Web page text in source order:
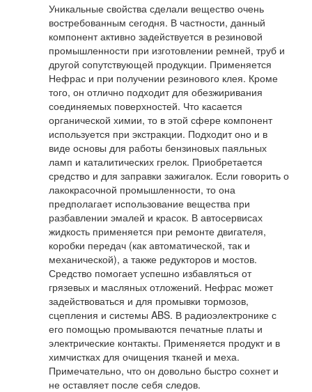
Уникальные свойства сделали вещество очень
востребованным сегодня. В частности, данный
компонент активно задействуется в резиновой
промышленности при изготовлении ремней, труб и
другой сопутствующей продукции. Применяется
Нефрас и при получении резинового клея. Кроме
того, он отлично подходит для обезжиривания
соединяемых поверхностей. Что касается
органической химии, то в этой сфере компонент
используется при экстракции. Подходит оно и в
виде основы для работы бензиновых паяльных
ламп и каталитических грелок. Приобретается
средство и для заправки зажигалок. Если говорить о
лакокрасочной промышленности, то она
предполагает использование вещества при
разбавлении эмалей и красок. В автосервисах
жидкость применяется при ремонте двигателя,
коробки передач (как автоматической, так и
механической), а также редукторов и мостов.
Средство помогает успешно избавляться от
грязевых и масляных отложений. Нефрас может
задействоваться и для промывки тормозов,
сцепления и системы ABS. В радиоэлектронике с
его помощью промываются печатные платы и
электрические контакты. Применяется продукт и в
химчистках для очищения тканей и меха.
Примечательно, что он довольно быстро сохнет и
не оставляет после себя следов.